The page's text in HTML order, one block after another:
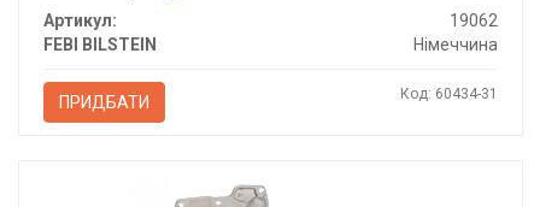
Артикул:
19062
FEBI BILSTEIN
Німеччина
ПРИДБАТИ Код: 60434-31